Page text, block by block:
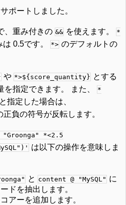
ポートしました。
、重み付きの && を使えます。
*
0.5です。 *> のデフォルトの
や *>${score_quantity} とする
を指定できます。 また、
*
と指定した場合は、
正負の符号が反転します。
"Groonga" *<2.5
は以下の操作を意味しま
と content @ "MySQL" に
ドを抽出します。
アーを追加します。